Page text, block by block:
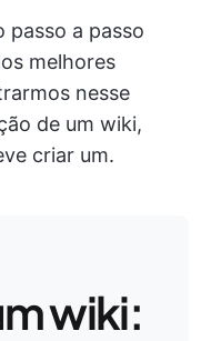
passo a passo
melhores
nesse
de um wiki,
criar um.
wiki: